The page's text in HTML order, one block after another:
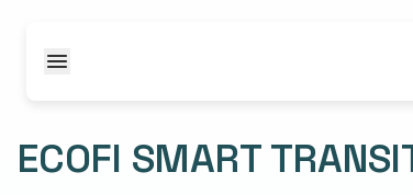
ECOFI SMART